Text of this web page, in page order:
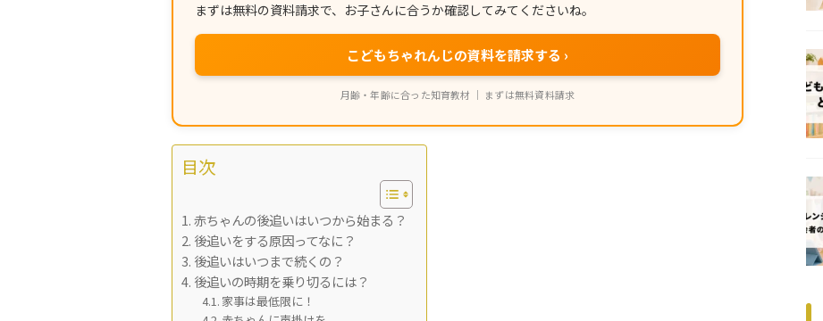
まずは無料の資料請求で、お子さんに合うか確認してみてくださいね。
こどもちゃれんじの資料を請求する ›
月齢・年齢に合った知育教材 ｜ まずは無料資料請求
目次
赤ちゃんの後追いはいつから始まる？
後追いをする原因ってなに？
後追いはいつまで続くの？
後追いの時期を乗り切るには？
家事は最低限に！